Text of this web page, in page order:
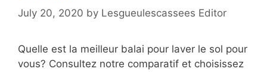
July 20, 2020 by Lesgueulescassees Editor
Quelle est la meilleur balai pour laver le sol pour
vous? Consultez notre comparatif et choisissez